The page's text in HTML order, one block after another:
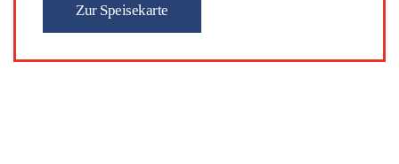
Zur Speisekarte